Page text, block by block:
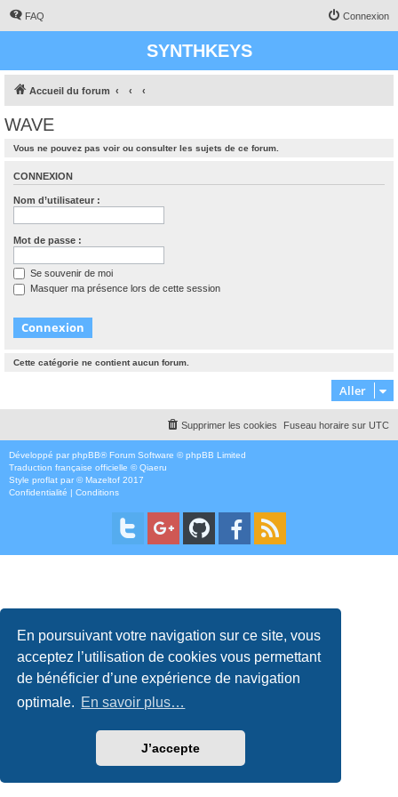
En poursuivant votre navigation sur ce site, vous
acceptez l’utilisation de cookies vous permettant
de bénéficier d’une expérience de navigation
optimale. En savoir plus…
J’accepte
FAQ Connexion
SYNTHKEYS
Accueil du forum
WAVE
Vous ne pouvez pas voir ou consulter les sujets de ce forum.
CONNEXION
Nom d’utilisateur :
Mot de passe :
Se souvenir de moi
Masquer ma présence lors de cette session
Cette catégorie ne contient aucun forum.
Aller
Fuseau horaire sur UTC
Supprimer les cookies
Développé par phpBB® Forum Software © phpBB Limited
Traduction française officielle ©Qiaeru
Style proflat par ©Mazeltof 2017
Confidentialité | Conditions